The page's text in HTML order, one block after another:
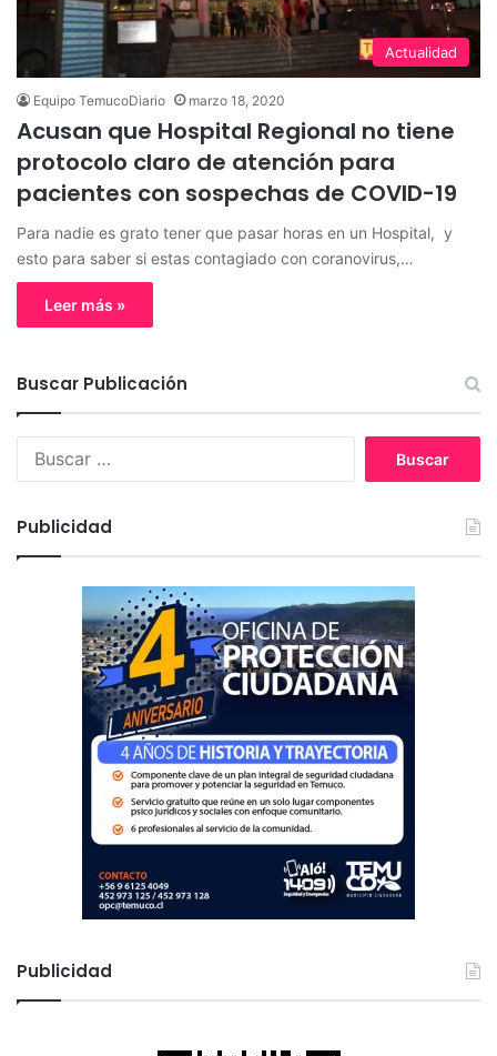
Actualidad
Equipo TemucoDiario marzo 18, 2020
Acusan que Hospital Regional no tiene
protocolo claro de atención para
pacientes con sospechas de COVID-19
Para nadie es grato tener que pasar horas en un Hospital, y
esto para saber si estas contagiado con coranovirus,…
Leer más »
Buscar Publicación
:
Publicidad
Publicidad